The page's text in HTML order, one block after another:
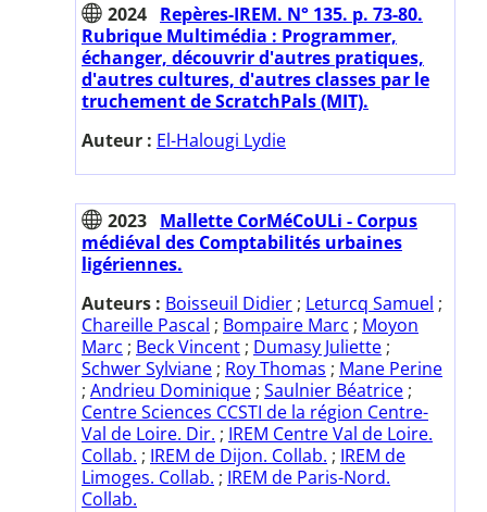
2024 Repères-IREM. N° 135. p. 73-80.
Rubrique Multimédia : Programmer,
échanger, découvrir d'autres pratiques,
d'autres cultures, d'autres classes par le
truchement de ScratchPals (MIT).
Auteur : El-Halougi Lydie
2023 Mallette CorMéCoULi - Corpus
médiéval des Comptabilités urbaines
ligériennes.
Auteurs : Boisseuil Didier ; Leturcq Samuel ;
Chareille Pascal ; Bompaire Marc ; Moyon
Marc ; Beck Vincent ; Dumasy Juliette ;
Schwer Sylviane ; Roy Thomas ; Mane Perine
; Andrieu Dominique ; Saulnier Béatrice ;
Centre Sciences CCSTI de la région Centre-
Val de Loire. Dir. ; IREM Centre Val de Loire.
Collab. ; IREM de Dijon. Collab. ; IREM de
Limoges. Collab. ; IREM de Paris-Nord.
Collab.